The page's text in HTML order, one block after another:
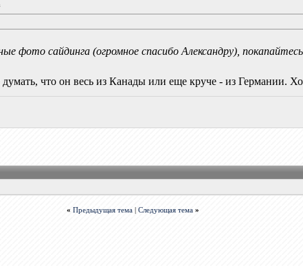
фото сайдинга (огромное спасибо Александру),
что он весь из Канады или еще круче - из Германии.
« Предыдущая тема |Следующая тема »